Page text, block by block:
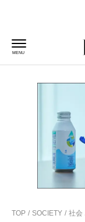
MENU
TOP SOCIETY 社会